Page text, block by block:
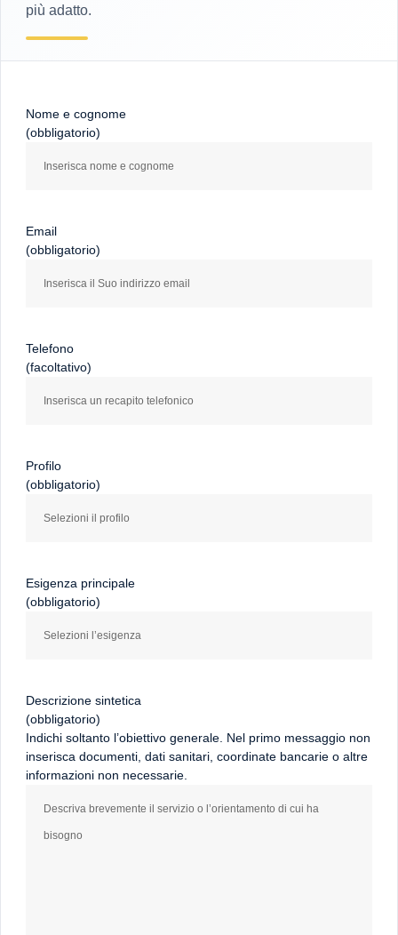
più adatto.
Nome e cognome
(obbligatorio)
Email
(obbligatorio)
Telefono
(facoltativo)
Profilo
(obbligatorio)
Esigenza principale
(obbligatorio)
Descrizione sintetica
(obbligatorio)
Indichi soltanto l’obiettivo generale. Nel primo messaggio non
inserisca documenti, dati sanitari, coordinate bancarie o altre
informazioni non necessarie.